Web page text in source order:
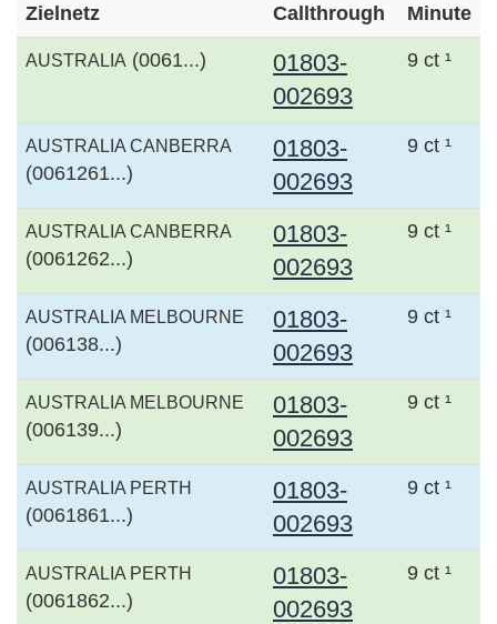
Zielnetz Callthrough Minute
AUSTRALIA (0061...)
01803-
002693
9 ct ¹
AUSTRALIA CANBERRA
(0061261...)
01803-
002693
9 ct ¹
AUSTRALIA CANBERRA
(0061262...)
01803-
002693
9 ct ¹
AUSTRALIA MELBOURNE
(006138...)
01803-
002693
9 ct ¹
AUSTRALIA MELBOURNE
(006139...)
01803-
002693
9 ct ¹
AUSTRALIA PERTH
(0061861...)
01803-
002693
9 ct ¹
AUSTRALIA PERTH
(0061862...)
01803-
002693
9 ct ¹